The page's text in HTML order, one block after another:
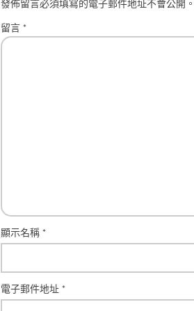
發佈留言必須填寫的電子郵件地址不會公開。
留言 *
顯示名稱 *
電子郵件地址 *